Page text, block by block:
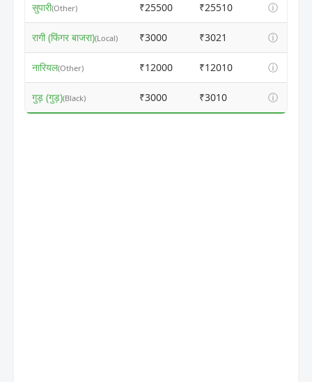
सुपारी(Other) ₹25500 ₹25510 ⓘ
रागी (फिंगर बाजरा)(Local) ₹3000 ₹3021 ⓘ
नारियल(Other) ₹12000 ₹12010 ⓘ
गुड़ (गुड़)(Black) ₹3000 ₹3010 ⓘ